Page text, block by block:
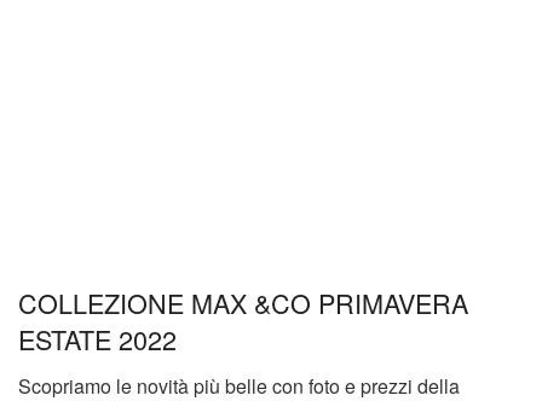
COLLEZIONE MAX &CO PRIMAVERA
ESTATE 2022
Scopriamo le novità più belle con foto e prezzi della